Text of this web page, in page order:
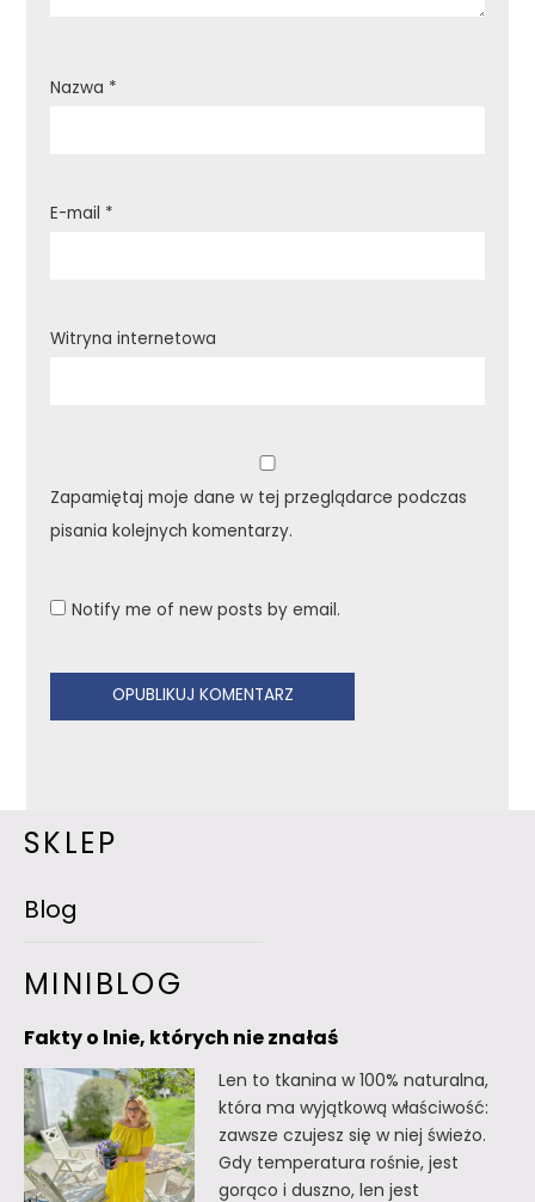
Nazwa *
E-mail *
Witryna internetowa
Zapamiętaj moje dane w tej przeglądarce podczas
pisania kolejnych komentarzy.
Notify me of new posts by email.
SKLEP
Blog
MINIBLOG
Fakty o lnie, których nie znałaś
Len to tkanina w 100% naturalna,
która ma wyjątkową właściwość:
zawsze czujesz się w niej świeżo.
Gdy temperatura rośnie, jest
gorąco i duszno, len jest